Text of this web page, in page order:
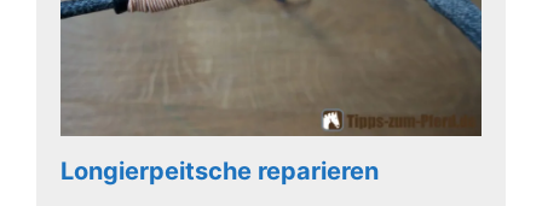
Longierpeitsche reparieren